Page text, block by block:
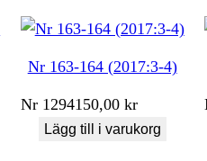
Nr 163-164 (2017:3-4)
Nr 1294150,00 kr
Lägg till i varukorg